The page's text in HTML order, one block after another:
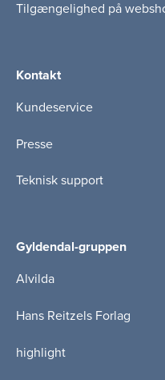
Tilgængelighed på
Kontakt
Kundeservice
Presse
Teknisk support
Gyldendal-gruppen
Alvilda
Hans Reitzels Forlag
highlight